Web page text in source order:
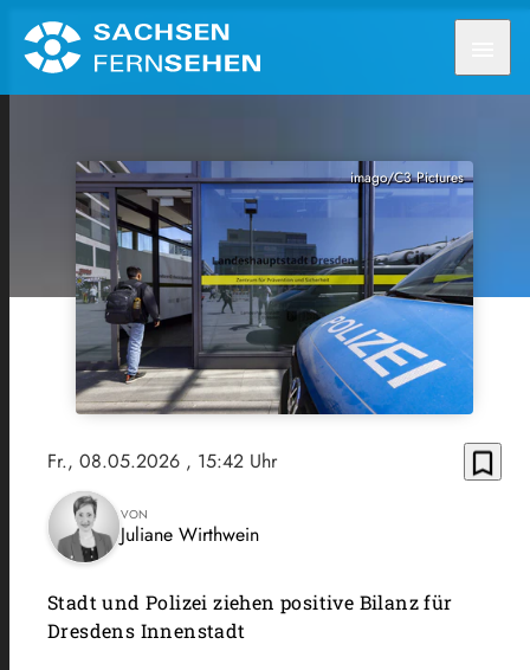
imago/C3 Pictures
Fr., 08.05.2026 , 15:42 Uhr bookmark_border
VON
Juliane Wirthwein
Stadt und Polizei ziehen positive Bilanz für
Dresdens Innenstadt